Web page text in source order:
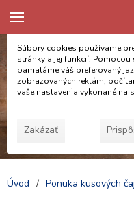
Úvod / Ponuka kusových
Táto stránka používa
Súbory cookies používame
stránky a jej funkcií.
pamätáme váš preferovaný
zobrazovaných reklám,
vaše nastavenia vykonané na
Zakázať